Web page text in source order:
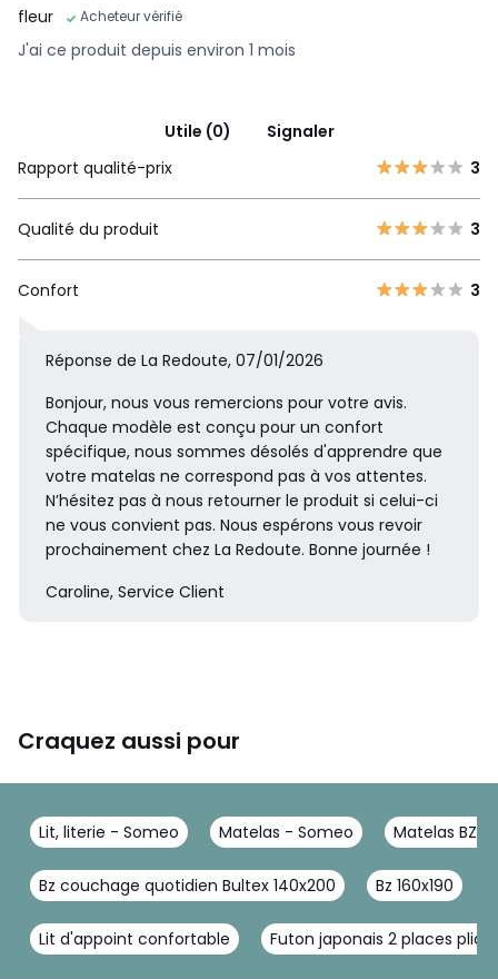
fleur
Acheteur vérifié
J'ai ce produit depuis environ 1 mois
Utile (0)
Signaler
Rapport qualité-prix
3
Qualité du produit 3
Confort 3
Réponse de La Redoute, 07/01/2026
Bonjour, nous vous remercions pour votre avis.
Chaque modèle est conçu pour un confort
spécifique, nous sommes désolés d'apprendre que
votre matelas ne correspond pas à vos attentes.
N’hésitez pas à nous retourner le produit si celui-ci
ne vous convient pas. Nous espérons vous revoir
prochainement chez La Redoute. Bonne journée !
Caroline, Service Client
Craquez aussi pour
Lit, literie - Someo Matelas - Someo Matelas BZ,
Bz couchage quotidien Bultex 140x200 Bz 160x190
Lit d'appoint confortable Futon japonais 2 places